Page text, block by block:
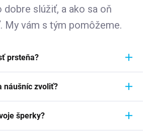
dobre slúžiť, a ako sa oň
My vám s tým pomôžeme.
prsteňa?
veľkosť, vezmite pravítko a
na prstienok, ktorý momentálne
je zamerať sa na jeho VNÚTORNÝ
náušníc zvoliť?
a štýl náušníc. Strieborné
majú klasické háčiky, ktoré sú
šperky?